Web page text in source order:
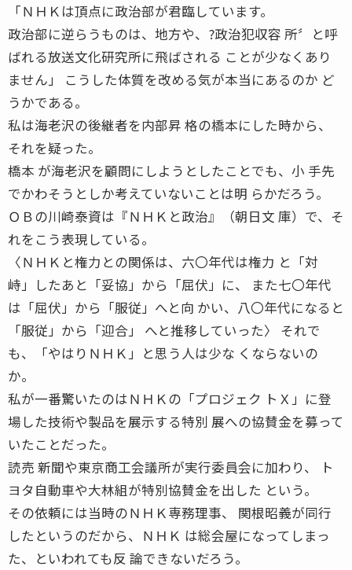
「ＮＨＫは頂点に政治部が君臨しています。
政治部に逆らうものは、地方や、?政治犯収容 所〞と呼
ばれる放送文化研究所に飛ばされる ことが少なくあり
ません」 こうした体質を改める気が本当にあるのか ど
うかである。
私は海老沢の後継者を内部昇 格の橋本にした時から、
それを疑った。
橋本 が海老沢を顧問にしようとしたことでも、小 手先
でかわそうとしか考えていないことは明 らかだろう。
ＯＢの川崎泰資は『ＮＨＫと政治』（朝日文 庫）で、そ
れをこう表現している。
〈ＮＨＫと権力との関係は、六〇年代は権力 と「対
峙」したあと「妥協」から「屈伏」に、 また七〇年代
は「屈伏」から「服従」へと向 かい、八〇年代になると
「服従」から「迎合」 へと推移していった〉 それで
も、「やはりＮＨＫ」と思う人は少な くならないの
か。
私が一番驚いたのはＮＨＫの「プロジェク トＸ」に登
場した技術や製品を展示する特別 展への協賛金を募って
いたことだった。
読売 新聞や東京商工会議所が実行委員会に加わり、 ト
ヨタ自動車や大林組が特別協賛金を出した という。
その依頼には当時のＮＨＫ専務理事、 関根昭義が同行
したというのだから、ＮＨＫ は総会屋になってしまっ
た、といわれても反 論できないだろう。